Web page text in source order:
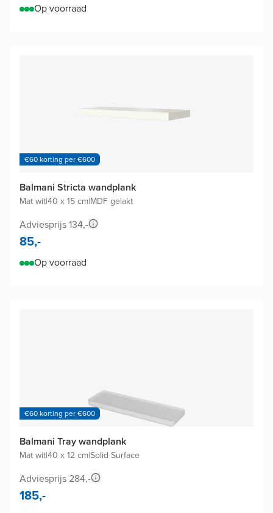
Op voorraad
€60 korting per €600
Balmani Stricta wandplank
Mat wit|40 x 15 cm|MDF gelakt
Adviesprijs 134,-
85,-
Op voorraad
€60 korting per €600
Balmani Tray wandplank
Mat wit|40 x 12 cm|Solid Surface
Adviesprijs 284,-
185,-